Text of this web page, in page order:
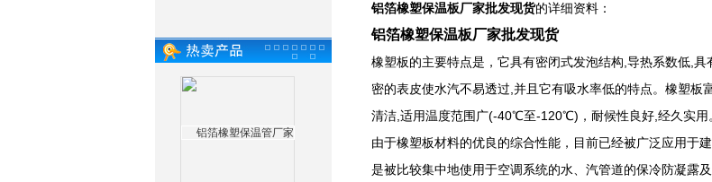
铝箔橡塑保温板厂家批发现货的详细资料：
铝箔橡塑保温板厂家批发现货
橡塑板的主要特点是，它具有密闭式发泡结构,导热系数低,
密的表皮使水汽不易透过,并且它有吸水率低的特点。橡塑
清洁,适用温度范围广(-40℃至-120℃)，耐候性良好,经久实用
由于橡塑板材料的优良的综合性能，目前已经被广泛应用于
是被比较集中地使用于空调系统的水、汽管道的保冷防凝露